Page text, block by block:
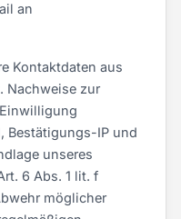
an
Kontaktdaten aus
Nachweise zur
Bestätigungs-IP und
unseres
6 Abs. 1 lit. f
möglicher